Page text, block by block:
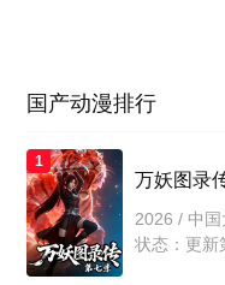
国产动漫排行
1
万妖图录
2026 / 中
状态：更新